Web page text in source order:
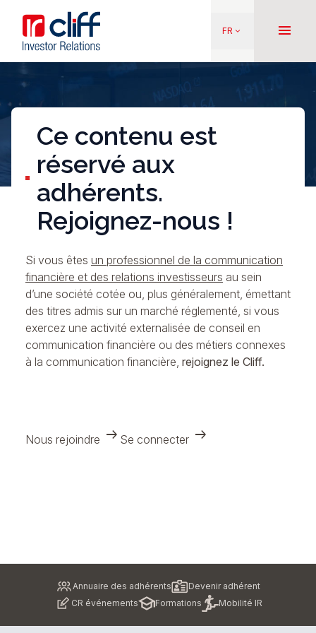
contenu
principal
Aller directement au contenu
FR keyboard_arrow_down menu
Ce contenu est
réservé aux
adhérents.
Rejoignez-nous !
Si vous êtes un professionnel de la communication
financière et des relations investisseurs au sein
d’une société cotée ou, plus généralement, émettant
des titres admis sur un marché réglementé, si vous
exercez une activité externalisée de conseil en
communication financière ou des métiers connexes
à la communication financière, rejoignez le Cliff.
Nous rejoindre arrow_right_alt Se connecter arrow_right_alt
Annuaire des adhérents
Devenir adhérent
CR événements
Formations Mobilité IR